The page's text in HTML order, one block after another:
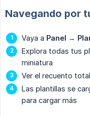
Navegando por
Vaya a Panel →
Explora todas tus
miniatura
Ver el recuento
Las plantillas se
para cargar más